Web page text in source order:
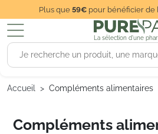
Plus que59€pour bénéficier de
La sélection d'une
Accueil Compléments alimentaires
Compléments